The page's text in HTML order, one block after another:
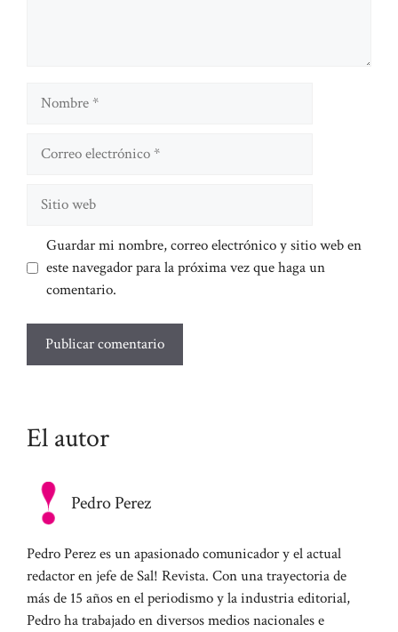
Nombre
electrónico
web
Guardar mi nombre, correo electrónico y sitio web en
este navegador para la próxima vez que haga un
comentario.
El autor
Pedro Perez
Pedro Perez es un apasionado comunicador y el actual
redactor en jefe de Sal! Revista. Con una trayectoria de
más de 15 años en el periodismo y la industria editorial,
Pedro ha trabajado en diversos medios nacionales e